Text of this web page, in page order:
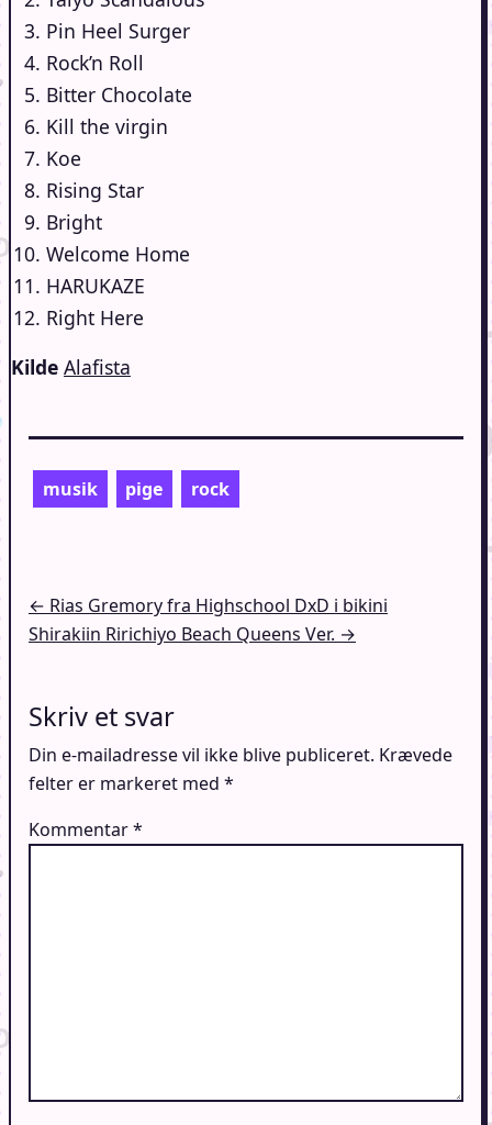
Pin Heel Surger
Rock’n Roll
Bitter Chocolate
Kill the virgin
Koe
Rising Star
Bright
Welcome Home
HARUKAZE
Right Here
Kilde Alafista
musik pige rock
Indlægsnavigation
← Rias Gremory fra Highschool DxD i bikini
Shirakiin Ririchiyo Beach Queens Ver. →
Skriv et svar
Din e-mailadresse vil ikke blive publiceret. Krævede
felter er markeret med *
Kommentar*